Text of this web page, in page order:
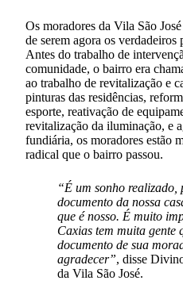
Os moradores da Vila São
de serem agora os verdadeiros
Antes do trabalho de
comunidade, o bairro era
ao trabalho de revitalização e
pinturas das residências,
esporte, reativação de
revitalização da iluminação, e
fundiária, os moradores estão
radical que o bairro passou.
“É um sonho realizado,
documento da nossa
que é nosso. É muito
Caxias tem muita gente
documento de sua
agradecer”, disse
da Vila São José.